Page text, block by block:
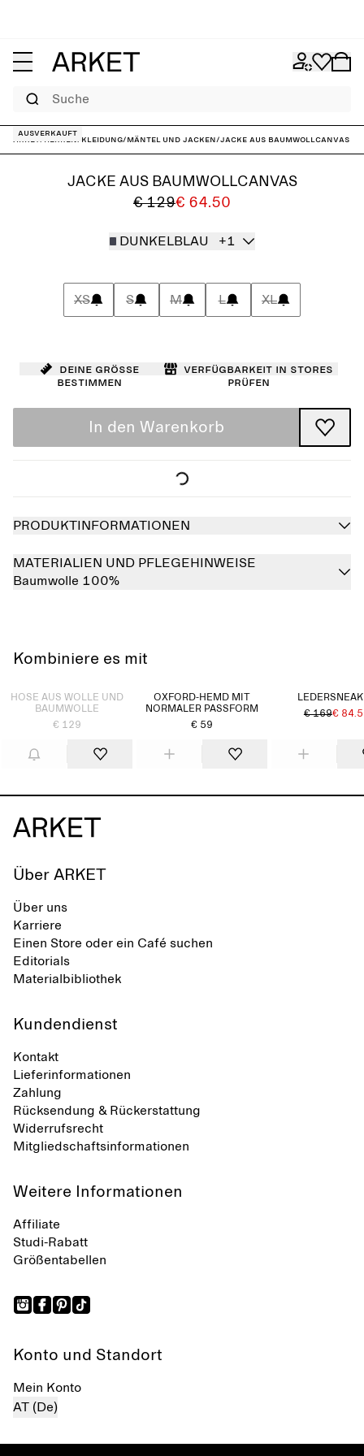
Suche
ARKET/ Herren/ Kleidung/Mäntel und Jacken/Jacke aus Baumwollcanvas
Ausverkauft
JACKE AUS BAUMWOLLCANVAS
€ 129€ 64.50
DUNKELBLAU +1
XS S M L XL
Deine Größe
bestimmen
Verfügbarkeit in Stores
prüfen
In den Warenkorb
PRODUKTINFORMATIONEN
MATERIALIEN UND PFLEGEHINWEISE
Baumwolle 100%
Kombiniere es mit
HOSE AUS WOLLE UND
BAUMWOLLE
€ 129
OXFORD-HEMD MIT
NORMALER PASSFORM
€ 59
€ 169€
Über ARKET
Über uns
Karriere
Einen Store oder ein Café suchen
Editorials
Materialbibliothek
Kundendienst
Kontakt
Lieferinformationen
Zahlung
Rücksendung & Rückerstattung
Widerrufsrecht
Mitgliedschaftsinformationen
Weitere Informationen
Affiliate
Studi-Rabatt
Größentabellen
Konto und Standort
Mein Konto
AT (De)